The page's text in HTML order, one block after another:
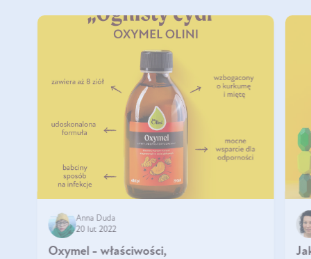
Anna Duda
20 lut 2022
Oxymel - właściwości,